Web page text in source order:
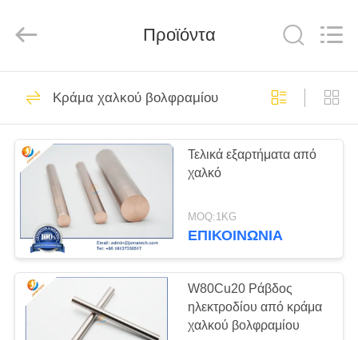
ΣΠΊΤΙ
ΠΡΟΪΌΝΤΑ
ΠΕΡΊΠΟΥ
ΕΜΕΊΣ
ΓΎΡΟΣ
ΕΡΓΟΣΤΑΣΊΩΝ
Rights
Reserved.
Ζιρκόνιο γραμμή
Κράμα χαλκού
βολφραμίου
76
Προϊόντα
Κράμα χαλκού βολφραμίου
Τελικά εξαρτήματα από
χαλκό
MOQ:1KG
ΕΠΙΚΟΙΝΩΝΊΑ
W80Cu20 Ράβδος
ηλεκτροδίου από κράμα
χαλκού βολφραμίου